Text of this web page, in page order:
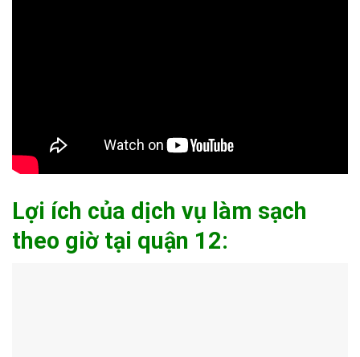
Lợi ích của dịch vụ làm sạch
theo giờ tại quận 12: